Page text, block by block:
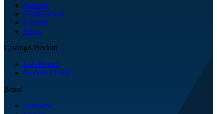
Azienda
Certificazioni
Contatti
News
Catalogo Prodotti
Lubrificanti
Prodotti Chimici
Brand
Valvoline